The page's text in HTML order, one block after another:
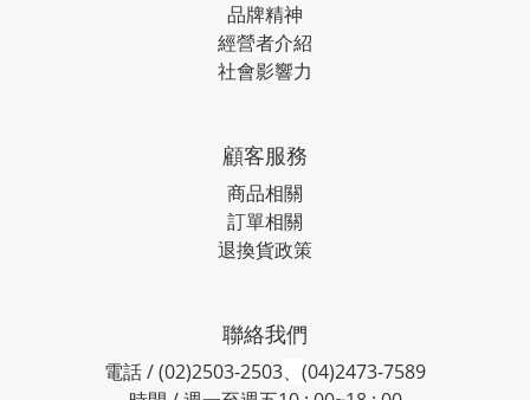
品牌精神
經營者介紹
社會影響力
顧客服務
商品相關
訂單相關
退換貨政策
聯絡我們
電話 / (02)2503-2503、(04)2473-7589